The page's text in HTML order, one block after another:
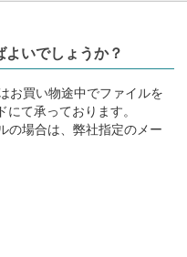
よいでしょうか？
お買い物途中でファイルを
て承っております。
の場合は、弊社指定のメー